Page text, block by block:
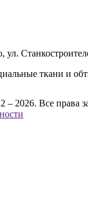
ул.
2026. Все права